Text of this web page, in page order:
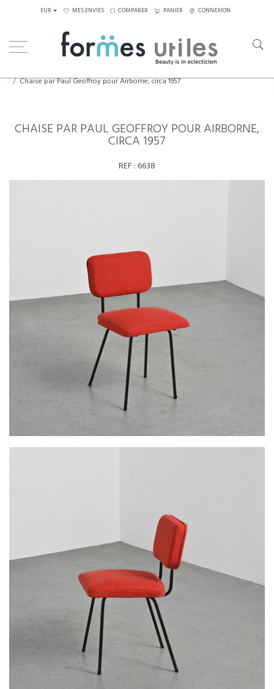
EUR MES ENVIES COMPARER PANIER CONNEXION
Chaise par Paul Geoffroy pour Airborne, circa 1957
CHAISE PAR PAUL GEOFFROY POUR AIRBORNE,
CIRCA 1957
REF : 6638